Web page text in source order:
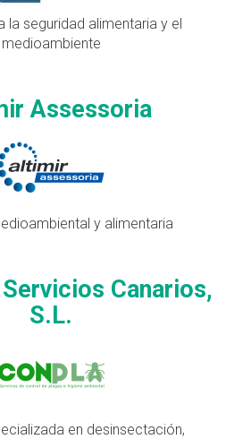
la seguridad alimentaria y el
medioambiente
Assessoria
y alimentaria
Canarios,
S.L.
en desinsectación,